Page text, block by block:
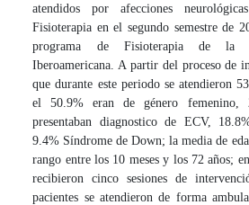
atendidos por afecciones
Fisioterapia en el segundo semestre de
programa de Fisioterapia de la
Iberoamericana. A partir del proceso de
que durante este periodo se atendieron
el 50.9% eran de género femenino,
presentaban diagnostico de ECV,
9.4% Síndrome de Down; la media de
rango entre los 10 meses y los 72 años;
recibieron cinco sesiones de
pacientes se atendieron de forma